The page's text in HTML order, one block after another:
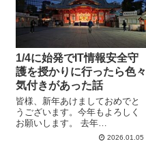
1/4に始発でIT情報安全守
護を授かりに行ったら色々
気付きがあった話
皆様、新年あけましておめでと
うございます。今年もよろしく
お願いします。 去年
（2025/1/2）の正月、神田明神に
2026.01.05